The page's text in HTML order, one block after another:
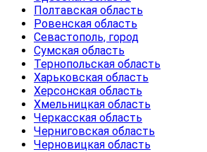
Полтавская область
Ровенская область
Севастополь, город
Сумская область
Тернопольская область
Харьковская область
Херсонская область
Хмельницкая область
Черкасская область
Черниговская область
Черновицкая область